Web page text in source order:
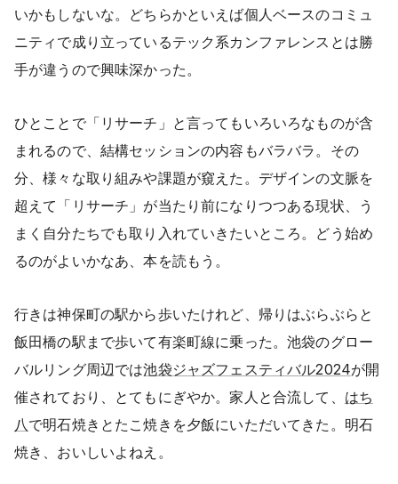
いかもしないな。どちらかといえば個人ベースのコミュ
ニティで成り立っているテック系カンファレンスとは勝
手が違うので興味深かった。
ひとことで「リサーチ」と言ってもいろいろなものが含
まれるので、結構セッションの内容もバラバラ。その
分、様々な取り組みや課題が窺えた。デザインの文脈を
超えて「リサーチ」が当たり前になりつつある現状、う
まく自分たちでも取り入れていきたいところ。どう始め
るのがよいかなあ、本を読もう。
行きは神保町の駅から歩いたけれど、帰りはぶらぶらと
飯田橋の駅まで歩いて有楽町線に乗った。池袋のグロー
バルリング周辺では池袋ジャズフェスティバル2024が開
催されており、とてもにぎやか。家人と合流して、 はち
八 で明石焼きとたこ焼きを夕飯にいただいてきた。明石
焼き、おいしいよねえ。